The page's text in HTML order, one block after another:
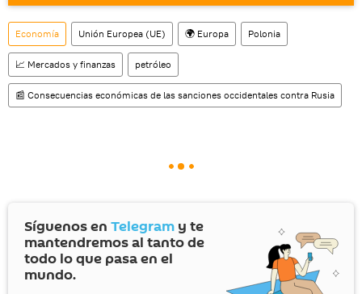
social rusa VK .
Economía Unión Europea (UE) 🌍 Europa Polonia
📈 Mercados y finanzas petróleo
📰 Consecuencias económicas de las sanciones occidentales contra Rusia
Síguenos en Telegram y te
mantendremos al tanto de
todo lo que pasa en el
mundo.